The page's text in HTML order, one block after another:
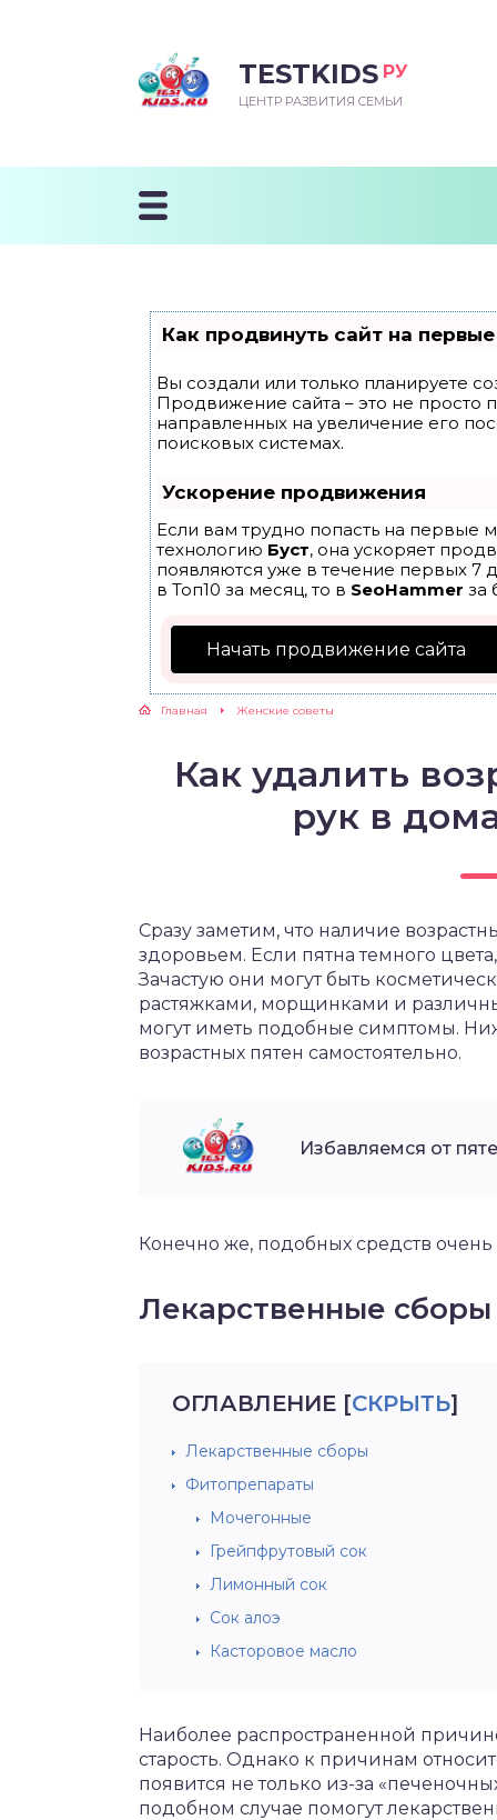
TESTKIDS РУ
ЦЕНТР РАЗВИТИЯ СЕМЬИ
Как продвинуть сайт на
Вы создали или только планируете
Продвижение сайта – это не просто
направленных на увеличение его
поисковых системах.
Ускорение продвижения
Если вам трудно попасть на первые
технологию Буст, она ускоряет
появляются уже в течение первых 7
в Топ10 за месяц, то в SeoHammer за
Начать продвижение сайта
Главная Женские советы
Как удалить
рук в
Сразу заметим, что наличие
здоровьем. Если пятна темного
Зачастую они могут быть
растяжками, морщинками и
могут иметь подобные симптомы.
возрастных пятен самостоятельно.
Избавляемся от
Конечно же, подобных средств
Лекарственные сборы
ОГЛАВЛЕНИЕ [СКРЫТЬ]
Лекарственные сборы
Фитопрепараты
Мочегонные
Грейпфрутовый сок
Лимонный сок
Сок алоэ
Касторовое масло
Наиболее распространенной
старость. Однако к причинам
появится не только из-за
подобном случае помогут
МЕСЯЦ
ПЕРВОГО
УЧИТСЯ
ПОСЛЕ ГОДА
К ШКОЛЕ
ДОШКОЛЬНИКА
ШКОЛА
ШКОЛЬНИКА
ШКОЛЬНИКА